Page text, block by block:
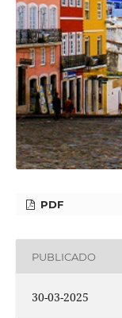
PDF
PUBLICADO
30-03-2025